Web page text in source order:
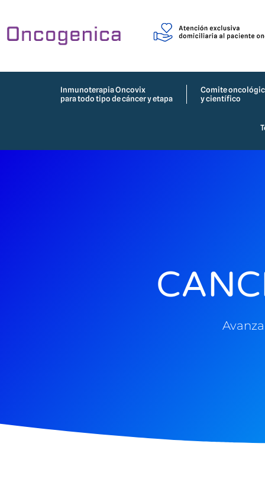
Inmunoterapia Oncovix
para todo tipo de cáncer y etapa
Comite
y científico